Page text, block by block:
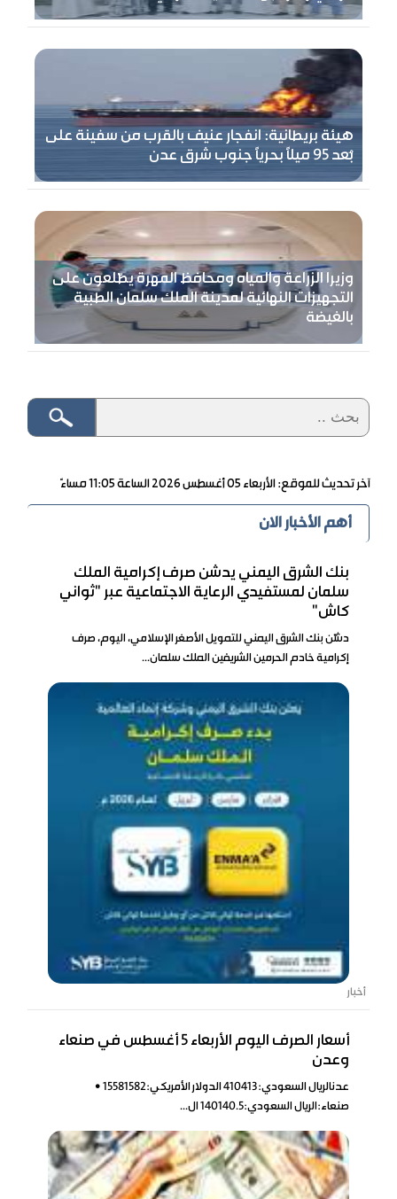
هيئة بريطانية: انفجار عنيف بالقرب من سفينة على
بُعد 95 ميلًا بحريًا جنوب شرق عدن
وزيرا الزراعة والمياه ومحافظ المهرة يطّلعون على
التجهيزات النهائية لمدينة الملك سلمان الطبية
بالغيضة
آخر تحديث للموقع: الأربعاء ٠٥ أغسطس ٢٠٢٦ الساعة ١١:٠٥ مساءً
أهم الأخبار الان
بنك الشرق اليمني يدشن صرف إكرامية الملك
سلمان لمستفيدي الرعاية الاجتماعية عبر "ثواني
كاش"
دشّن بنك الشرق اليمني للتمويل الأصغر الإسلامي، اليوم، صرف
إكرامية خادم الحرمين الشريفين الملك سلمان...
أخبار
أسعار الصرف اليوم الأربعاء 5 أغسطس في صنعاء
وعدن
عدنالريال السعودي:410413 الدولار الأمريكي:15581582 •
صنعاء:الريال السعودي:140140.5 ال...